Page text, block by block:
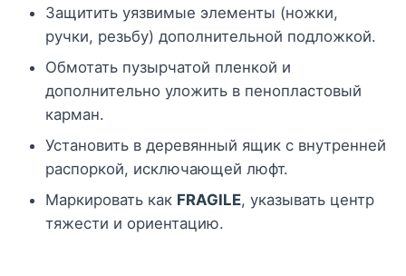
Защитить уязвимые элементы (ножки,
ручки, резьбу) дополнительной подложкой.
Обмотать пузырчатой пленкой и
дополнительно уложить в пенопластовый
карман.
Установить в деревянный ящик с внутренней
распоркой, исключающей люфт.
Маркировать как FRAGILE, указывать центр
тяжести и ориентацию.